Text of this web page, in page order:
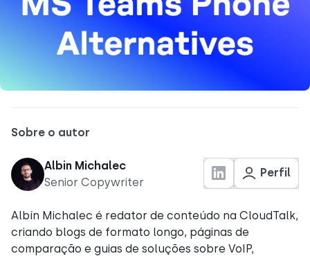
Sobre o autor
Albin Michalec
Senior Copywriter
Perfil
Albín Michalec é redator de conteúdo na CloudTalk,
criando blogs de formato longo, páginas de
comparação e guias de soluções sobre VoIP,